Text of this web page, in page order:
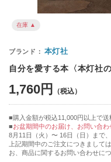
在庫 ▲
本灯社
自分を愛する本〈本灯社の
1,760円
購入金額が税込11,000円以上で送
お盆期間中のお届け、お問い合わ
8月11日（火）〜 16日（日）まで
上記期間中のご注文につきまし
お、商品に関するお問い合わせに